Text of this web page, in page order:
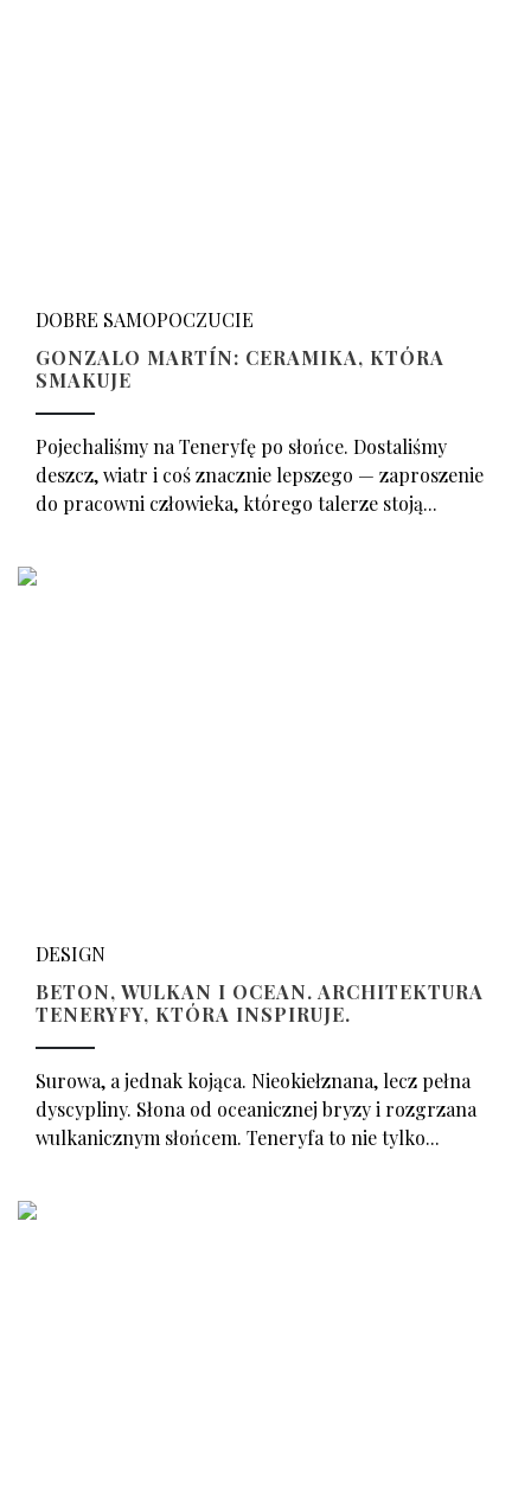
DOBRE SAMOPOCZUCIE
GONZALO MARTÍN: CERAMIKA, KTÓRA
SMAKUJE
Pojechaliśmy na Teneryfę po słońce. Dostaliśmy
deszcz, wiatr i coś znacznie lepszego — zaproszenie
do pracowni człowieka, którego talerze stoją...
DESIGN
BETON, WULKAN I OCEAN. ARCHITEKTURA
TENERYFY, KTÓRA INSPIRUJE.
Surowa, a jednak kojąca. Nieokiełznana, lecz pełna
dyscypliny. Słona od oceanicznej bryzy i rozgrzana
wulkanicznym słońcem. Teneryfa to nie tylko...